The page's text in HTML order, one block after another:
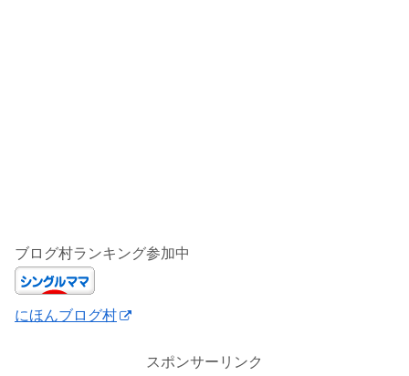
ブログ村ランキング参加中
にほんブログ村
スポンサーリンク